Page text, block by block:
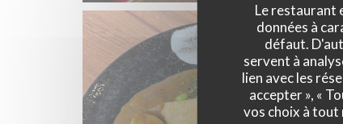
Le restaurant
données à
défaut.
servent à
lien avec les
accepter », «
vos choix à tout